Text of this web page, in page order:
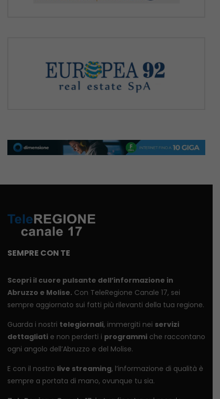
SEMPRE CON TE
Scopri il cuore pulsante dell’informazione in
Abruzzo e Molise. Con TeleRegione Canale 17, sei
sempre aggiornato sui fatti più rilevanti della tua regione.
Guarda i nostri telegiornali, immergiti nei servizi
dettagliati e non perderti i programmi che raccontano
ogni angolo dell’Abruzzo e del Molise.
E con il nostro live streaming, l’informazione di qualità è
sempre a portata di mano, ovunque tu sia.